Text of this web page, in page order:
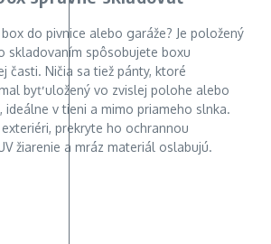
do pivnice alebo garáže? Je položený
skladovaním spôsobujete boxu
časti. Ničia sa tiež pánty, ktoré
byť uložený vo zvislej polohe alebo
ideálne v tieni a mimo priameho slnka.
prekryte ho ochrannou
žiarenie a mráz materiál oslabujú.